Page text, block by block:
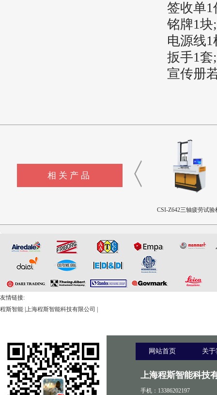
签收单1
铭牌1块;
电源线1
扳手1套;
宣传册
相关产品
CSI-Z642三轴疲劳试验
友情链接:
程斯智能 上海程斯智能科技有限公司
网站首页 关
上海程斯智能科技
手机：13386202197